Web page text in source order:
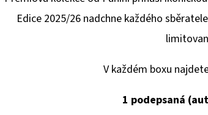
Edice 2025/26 nadchne každého
V každém boxu
1 podepsaná